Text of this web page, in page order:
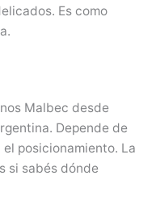
Es como
Malbec desde
Depende de
posicionamiento. La
si sabés dónde